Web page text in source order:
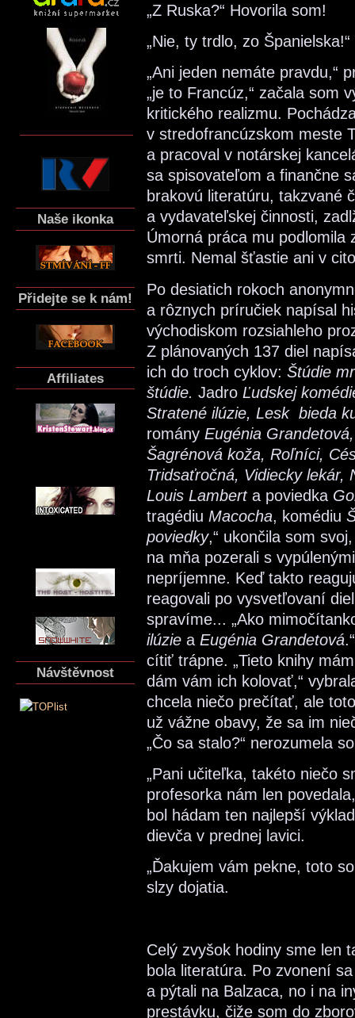
Naše ikonka
Přidejte se k nám!
Affiliates
Návštěvnost
„Z Ruska?“ Hovorila som!
„Nie, ty trdlo, zo
„Ani jeden nemáte pravdu,“
„je to Francúz,“ začala som
kritického realizmu.
v stredofrancúzskom meste
a pracoval v notárskej
sa spisovateľom a finančne
brakovú literatúru, takzvané
a vydavateľskej činnosti,
Úmorná práca mu podlomila
smrti. Nemal šťastie ani v
Po desiatich rokoch
a rôznych príručiek napísal
východiskom rozsiahleho
Z plánovaných 137 diel
ich do troch cyklov: Štúdie
štúdie. Jadro Ľudskej
Stratené ilúzie, Lesk bieda
romány Eugénia
Šagrénová koža, Roľníci,
Tridsaťročná, Vidiecky lekár,
Louis Lambert a poviedka
tragédiu Macocha, komédiu
poviedky,“ ukončila som
na mňa pozerali s
nepríjemne. Keď takto
reagovali po vysvetľovaní
spravíme... „Ako
ilúzie a Eugénia Grandetová
cítiť trápne. „Tieto knihy
dám vám ich kolovať,“
chcela niečo prečítať, ale
už vážne obavy, že sa im
„Čo sa stalo?“ nerozumela
„Pani učiteľka, takéto niečo
profesorka nám len
bol hádam ten najlepší
dievča v prednej lavici.
„Ďakujem vám pekne, toto
slzy dojatia.
Celý zvyšok hodiny sme len
bola literatúra. Po zvonení
a pýtali na Balzaca, no i na
prestávku, čiže som do